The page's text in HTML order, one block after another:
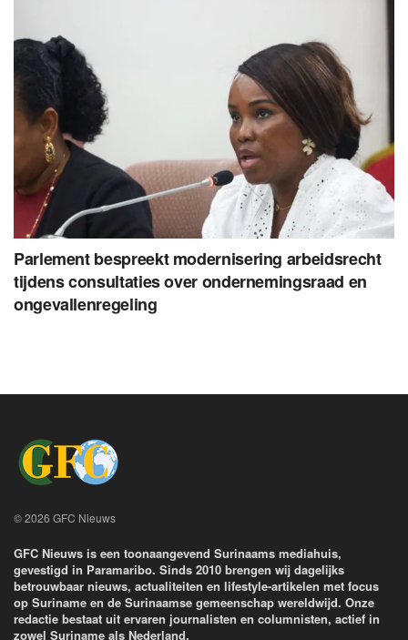
Parlement bespreekt modernisering arbeidsrecht
tijdens consultaties over ondernemingsraad en
ongevallenregeling
© 2026 GFC Nieuws
GFC Nieuws is een toonaangevend Surinaams mediahuis,
gevestigd in Paramaribo. Sinds 2010 brengen wij dagelijks
betrouwbaar nieuws, actualiteiten en lifestyle-artikelen met focus
op Suriname en de Surinaamse gemeenschap wereldwijd. Onze
redactie bestaat uit ervaren journalisten en columnisten, actief in
zowel Suriname als Nederland.